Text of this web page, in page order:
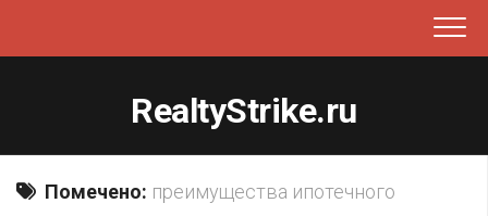
содержанию
RealtyStrike.ru
Помечено: преимущества ипотечного